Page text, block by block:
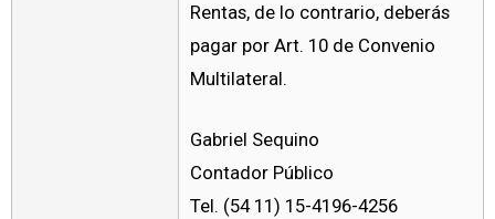
Rentas, de lo contrario, deberás
pagar por Art. 10 de Convenio
Multilateral.
Gabriel Sequino
Contador Público
Tel. (54 11) 15-4196-4256